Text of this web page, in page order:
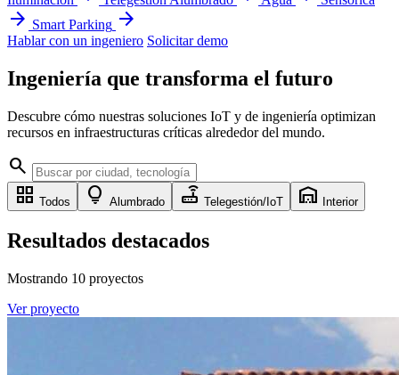
arrow_forward Smart Parking arrow_forward
Hablar con un ingeniero Solicitar demo
Ingeniería que transforma el futuro
Descubre cómo nuestras soluciones IoT y de ingeniería optimizan
recursos en infraestructuras críticas alrededor del mundo.
search
grid_view Todos lightbulb Alumbrado router Telegestión/IoT warehouse Interior
Resultados destacados
Mostrando 10 proyectos
Ver proyecto